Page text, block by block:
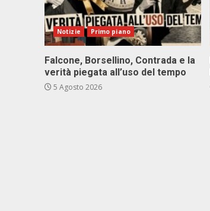
Notizie Primo piano
Falcone, Borsellino, Contrada e la
verità piegata all’uso del tempo
5 Agosto 2026